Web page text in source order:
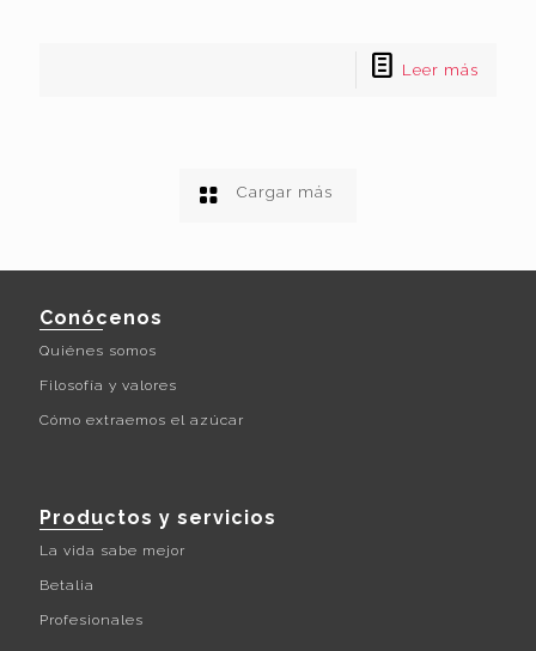
Leer más
Cargar más
Conócenos
Quiénes somos
Filosofía y valores
Cómo extraemos el azúcar
Productos y servicios
La vida sabe mejor
Betalia
Profesionales